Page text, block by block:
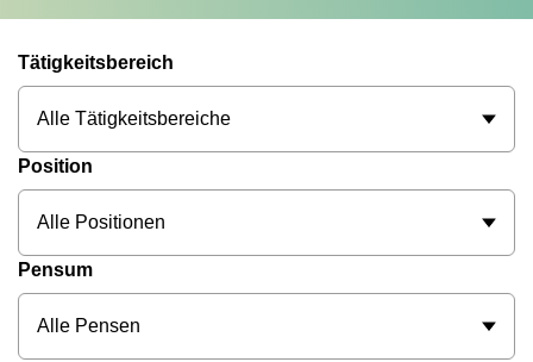
Tätigkeitsbereich
Alle Tätigkeitsbereiche
Position
Alle Positionen
Pensum
Alle Pensen